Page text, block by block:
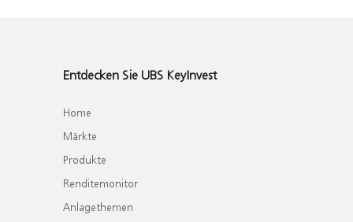
Entdecken Sie UBS KeyInvest
Home
Märkte
Produkte
Renditemonitor
Anlagethemen